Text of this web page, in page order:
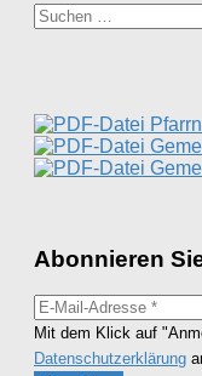
Suchen
nach:
Abonnieren
Mit dem Klick auf
Datenschutzerklärung